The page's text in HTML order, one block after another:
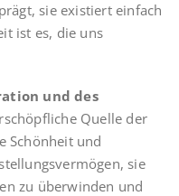
sie existiert einfach
ist es, die uns
und des
Quelle der
Schönheit und
sie
zu überwinden und